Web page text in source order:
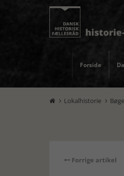
Forside
 Lokalhistorie 
Forrige artikel